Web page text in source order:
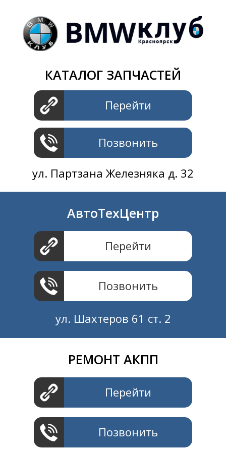
КАТАЛОГ ЗАПЧАСТЕЙ
Перейти
Позвонить
ул. Партзана Железняка д. 32
АвтоТехЦентр
Перейти
Позвонить
ул. Шахтеров 61 ст. 2
РЕМОНТ АКПП
Перейти
Позвонить
+7 391 2801414
ул. Шахтеров 61 ст.2
+7 391 2311414
ул. Шахтеров 61 ст.2